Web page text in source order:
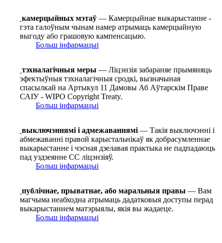
камерцыйных мэтаў — Камерцыйнае выкарыстанне -
гэта галоўным чынам намер атрымаць камерцыйную
выгоду або грашовую кампенсацыю.
Больш інфармацыі
тэхналагічныя меры — Ліцэнзія забараняе прымяняць
эфектыўныя тэхналагічныя сродкі, вызначыная
спасылкай на Артыкул 11 Дамовы Аб Аўтарскім Праве
САІУ - WIPO Copyright Treaty.
Больш інфармацыі
выключэннямі і адмежаваннямі — Такія выключэнні і
абмежаванні правой карыстальнікаў як добрасумленнае
выкарыстанне і чэсная дзелавая практыка не падпадаюць
пад уздзеянне СС ліцэнзіяў.
Больш інфармацыі
публічнае, прыватнае, або маральныя правы — Вам
магчыма неабходна атрымаць дадатковыя доступы перад
выкарыстаннем матэрыялы, якія вы жадаеце.
Больш інфармацыі